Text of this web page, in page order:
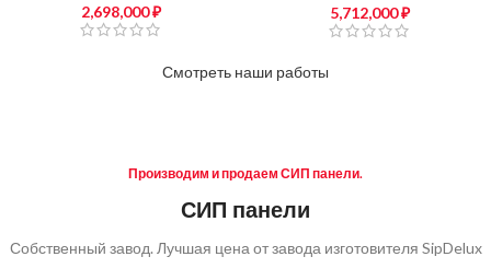
2,698,000₽ 5,712,000₽
Смотреть наши работы
Производим и продаем СИП панели.
СИП панели
Собственный завод. Лучшая цена от завода изготовителя SipDelux